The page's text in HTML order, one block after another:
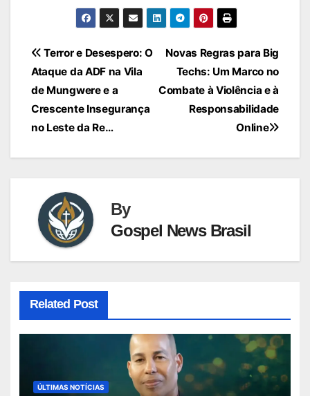
Navegação
de
Post
Novas Regras para Big
Techs: Um Marco no
Combate à Violência e à
Responsabilidade
Online
Terror e Desespero: O
Ataque da ADF na Vila
de Mungwere e a
Crescente Insegurança
no Leste da Re…
By
Gospel News Brasil
Related Post
ÚLTIMAS NOTÍCIAS